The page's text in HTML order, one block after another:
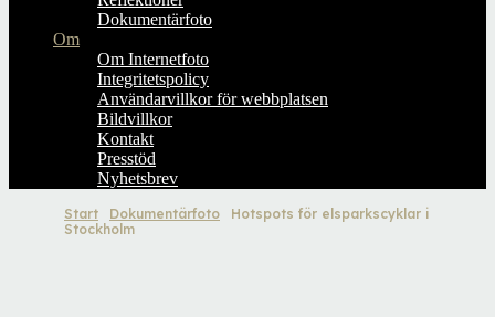
Dokumentärfoto
Om
Om Internetfoto
Integritetspolicy
Användarvillkor för webbplatsen
Bildvillkor
Kontakt
Presstöd
Nyhetsbrev
Start Dokumentärfoto
Hotspots för elsparkscyklar i
Stockholm